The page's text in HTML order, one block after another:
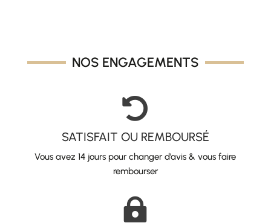
NOS ENGAGEMENTS

SATISFAIT OU REMBOURSÉ
Vous avez 14 jours pour changer d’avis & vous faire
rembourser
